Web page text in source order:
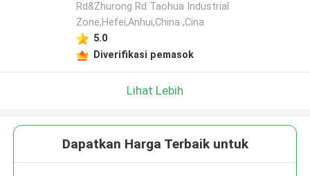
Rd&Zhurong Rd Taohua Industrial
Zone,Hefei,Anhui,China ,Cina
5.0
Diverifikasi pemasok
Lihat Lebih
Dapatkan Harga Terbaik untuk